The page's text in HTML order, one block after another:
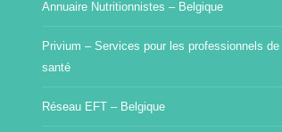
Annuaire Nutritionnistes – Belgique
Privium – Services pour les professionnels de
santé
Réseau EFT – Belgique